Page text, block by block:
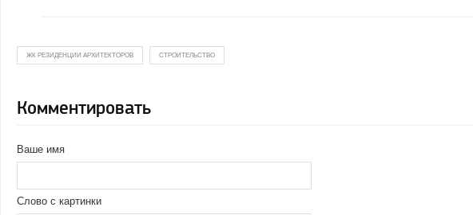
ЖК РЕЗИДЕНЦИИ АРХИТЕКТОРОВ СТРОИТЕЛЬСТВО
Комментировать
Ваше имя
Слово с картинки